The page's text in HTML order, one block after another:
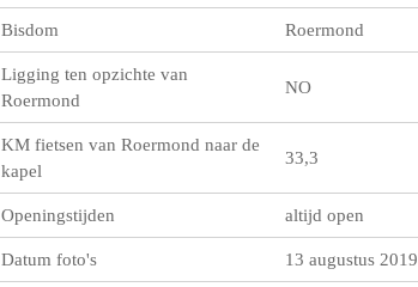
Bisdom Roermond
Ligging ten opzichte van
Roermond
NO
KM fietsen van Roermond naar de
kapel
33,3
Openingstijden altijd open
Datum foto's 13 augustus 2019